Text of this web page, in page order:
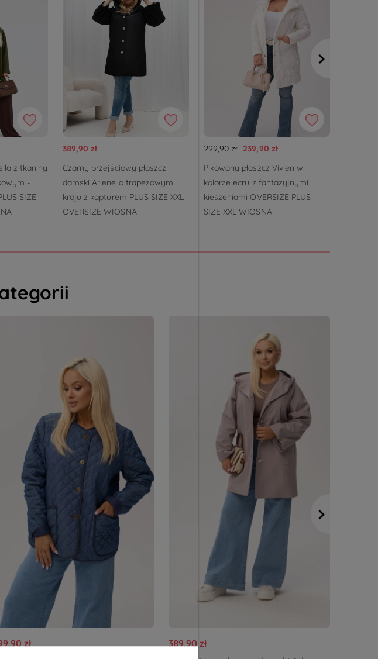
z tkaniny
-
SIZE
389,90 zł
Czarny przejściowy płaszcz
damski Arlene o trapezowym
kroju z kapturem PLUS SIZE XXL
OVERSIZE WIOSNA
299,90 zł 239,90 zł
Pikowany płaszcz Vivien w
kolorze ecru z fantazyjnymi
kieszeniami OVERSIZE PLUS
SIZE XXL WIOSNA
zł
389,90 zł